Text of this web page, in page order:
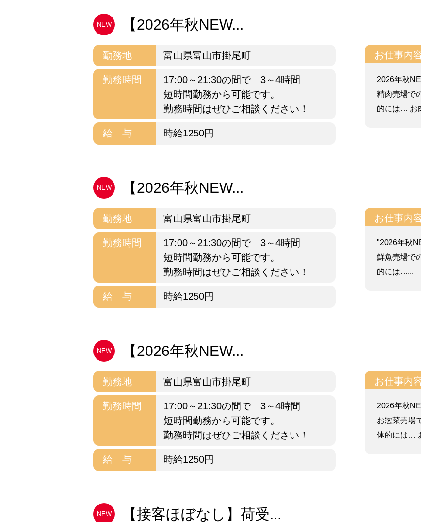
NEW 【2026年秋NEW...
勤務地 富山県富山市掛尾町
勤務時間
17:00～21:30の間で 3～4時間
短時間勤務から可能です。
勤務時間はぜひご相談ください！
給 与 時給1250円
お仕事内
2026年秋
精肉売場で
的には… お
NEW 【2026年秋NEW...
勤務地 富山県富山市掛尾町
勤務時間
17:00～21:30の間で 3～4時間
短時間勤務から可能です。
勤務時間はぜひご相談ください！
給 与 時給1250円
お仕事内
"2026年秋
鮮魚売場で
的には…...
NEW 【2026年秋NEW...
勤務地 富山県富山市掛尾町
勤務時間
17:00～21:30の間で 3～4時間
短時間勤務から可能です。
勤務時間はぜひご相談ください！
給 与 時給1250円
お仕事内
2026年秋
お惣菜売場
体的には…
NEW 【接客ほぼなし】荷受...